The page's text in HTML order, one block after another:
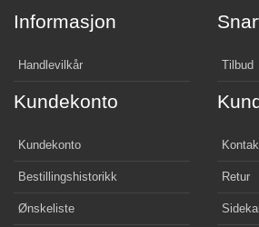
Informasjon
Handlevilkår Tilbud
Kundekonto
Kundekonto
Bestillingshistorikk
Ønskeliste
Retur